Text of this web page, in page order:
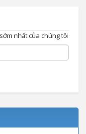
nhất của chúng tôi